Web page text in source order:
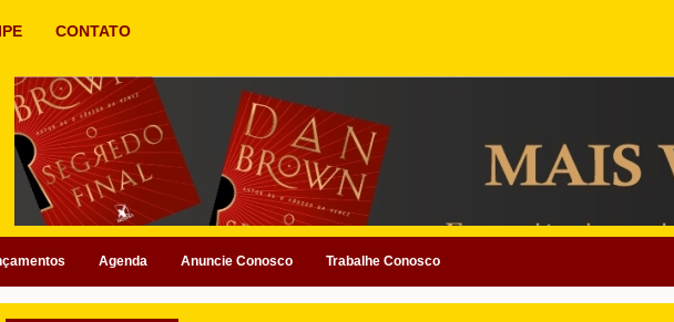
CONTATO
Agenda Anuncie Conosco Trabalhe Conosco